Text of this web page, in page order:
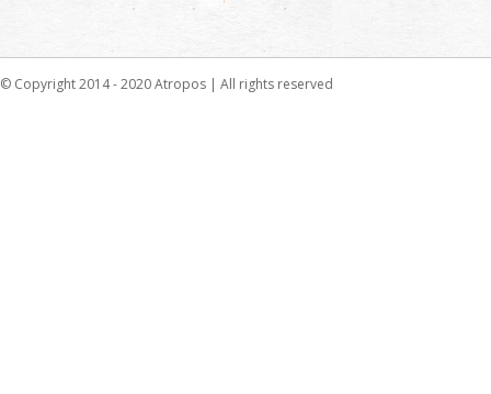
© Copyright 2014 - 2020 Atropos | All rights reserved